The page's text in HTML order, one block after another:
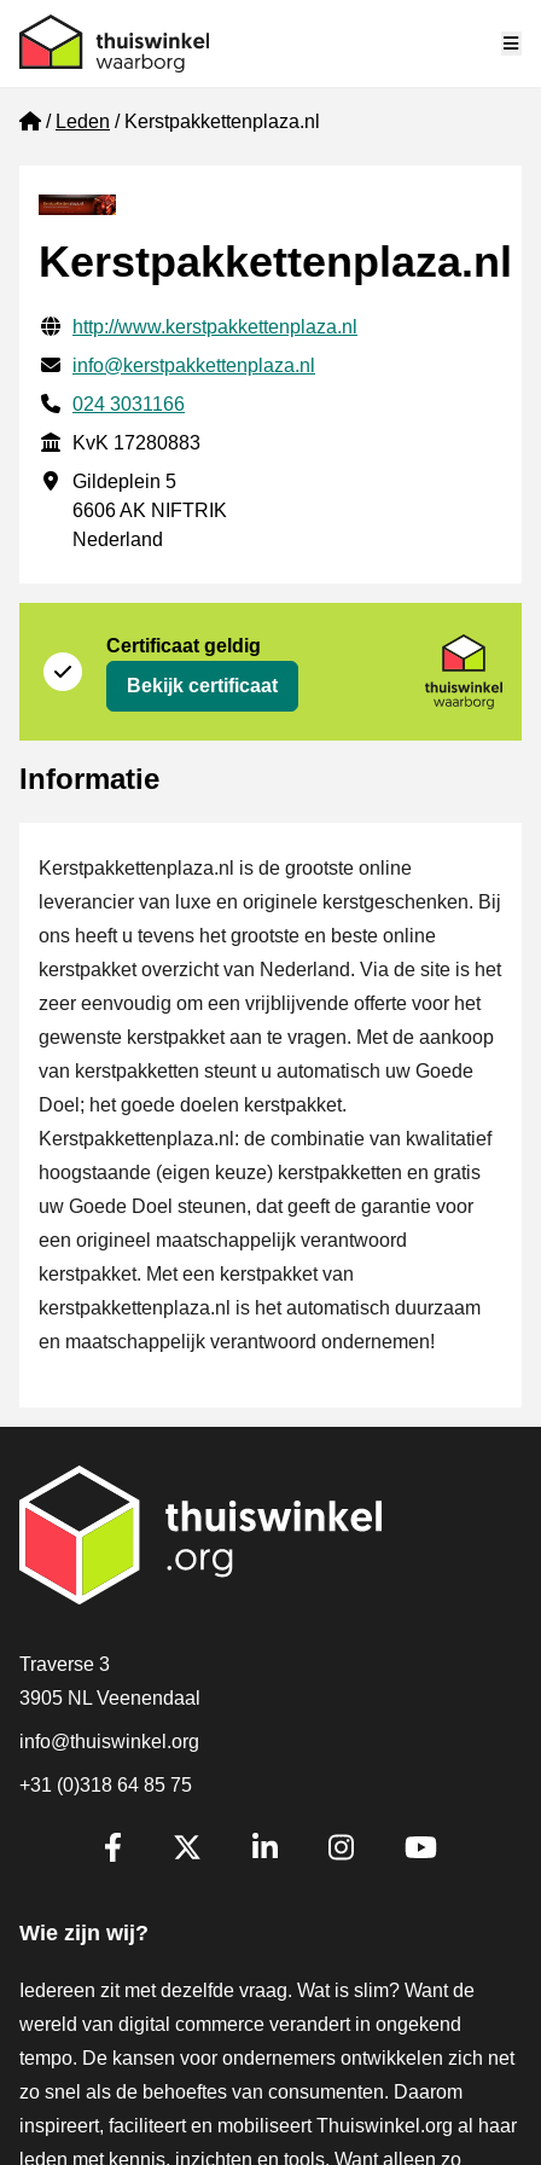
Home
Leden Kerstpakkettenplaza.nl
Kerstpakkettenplaza.nl
Gecontroleerde contactgegevens
Website URL
http://www.kerstpakkettenplaza.nl
E-mail
info@kerstpakkettenplaza.nl
Telefoonnummer
024 3031166
KvK
KvK 17280883
Vestigingsadres
Gildeplein 5
6606 AK NIFTRIK
Nederland
Certificaat geldig
Bekijk certificaat
Informatie
Kerstpakkettenplaza.nl is de grootste online
leverancier van luxe en originele kerstgeschenken. Bij
ons heeft u tevens het grootste en beste online
kerstpakket overzicht van Nederland. Via de site is het
zeer eenvoudig om een vrijblijvende offerte voor het
gewenste kerstpakket aan te vragen. Met de aankoop
van kerstpakketten steunt u automatisch uw Goede
Doel; het goede doelen kerstpakket.
Kerstpakkettenplaza.nl: de combinatie van kwalitatief
hoogstaande (eigen keuze) kerstpakketten en gratis
uw Goede Doel steunen, dat geeft de garantie voor
een origineel maatschappelijk verantwoord
kerstpakket. Met een kerstpakket van
kerstpakkettenplaza.nl is het automatisch duurzaam
en maatschappelijk verantwoord ondernemen!
Contact
Traverse 3
3905 NL Veenendaal
info@thuiswinkel.org
+31 (0)318 64 85 75
Volg je ons al?
Wie zijn wij?
Iedereen zit met dezelfde vraag. Wat is slim? Want de
wereld van digital commerce verandert in ongekend
tempo. De kansen voor ondernemers ontwikkelen zich net
zo snel als de behoeftes van consumenten. Daarom
inspireert, faciliteert en mobiliseert Thuiswinkel.org al haar
leden met kennis, inzichten en tools. Want alleen zo